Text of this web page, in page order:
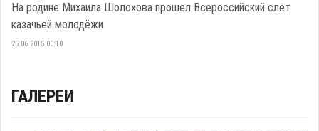
На родине Михаила Шолохова прошел Всероссийский слёт
казачьей молодёжи
25.06.2015 00:10
ГАЛЕРЕИ